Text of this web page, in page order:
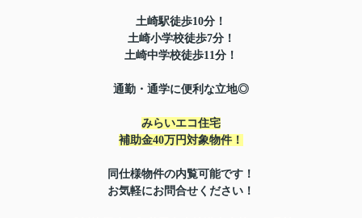
土崎駅徒歩10分！
土崎小学校徒歩7分！
土崎中学校徒歩11分！
通勤・通学に便利な立地◎
みらいエコ住宅
補助金40万円対象物件！
同仕様物件の内覧可能です！
お気軽にお問合せください！